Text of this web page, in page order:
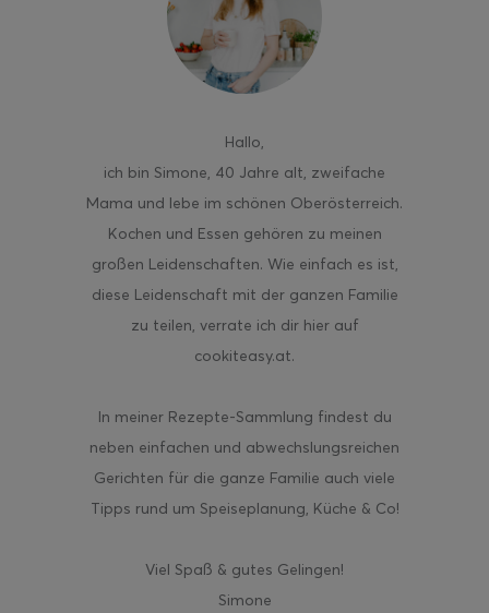
Hallo,
ich bin Simone, 40 Jahre alt, zweifache
Mama und lebe im schönen Oberösterreich.
Kochen und Essen gehören zu meinen
großen Leidenschaften. Wie einfach es ist,
diese Leidenschaft mit der ganzen Familie
zu teilen, verrate ich dir hier auf
cookiteasy.at.
In meiner Rezepte-Sammlung findest du
neben einfachen und abwechslungsreichen
Gerichten für die ganze Familie auch viele
Tipps rund um Speiseplanung, Küche & Co!
Viel Spaß & gutes Gelingen!
Simone